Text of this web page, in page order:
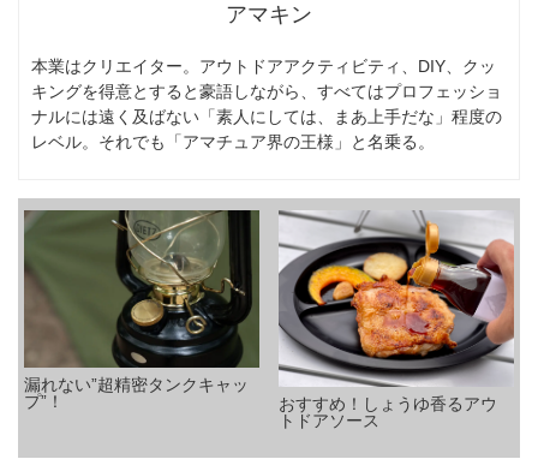
アマキン
本業はクリエイター。アウトドアアクティビティ、DIY、クッ
キングを得意とすると豪語しながら、すべてはプロフェッショ
ナルには遠く及ばない「素人にしては、まあ上手だな」程度の
レベル。それでも「アマチュア界の王様」と名乗る。
漏れない”超精密タンクキャッ
プ”！
おすすめ！しょうゆ香るアウ
トドアソース